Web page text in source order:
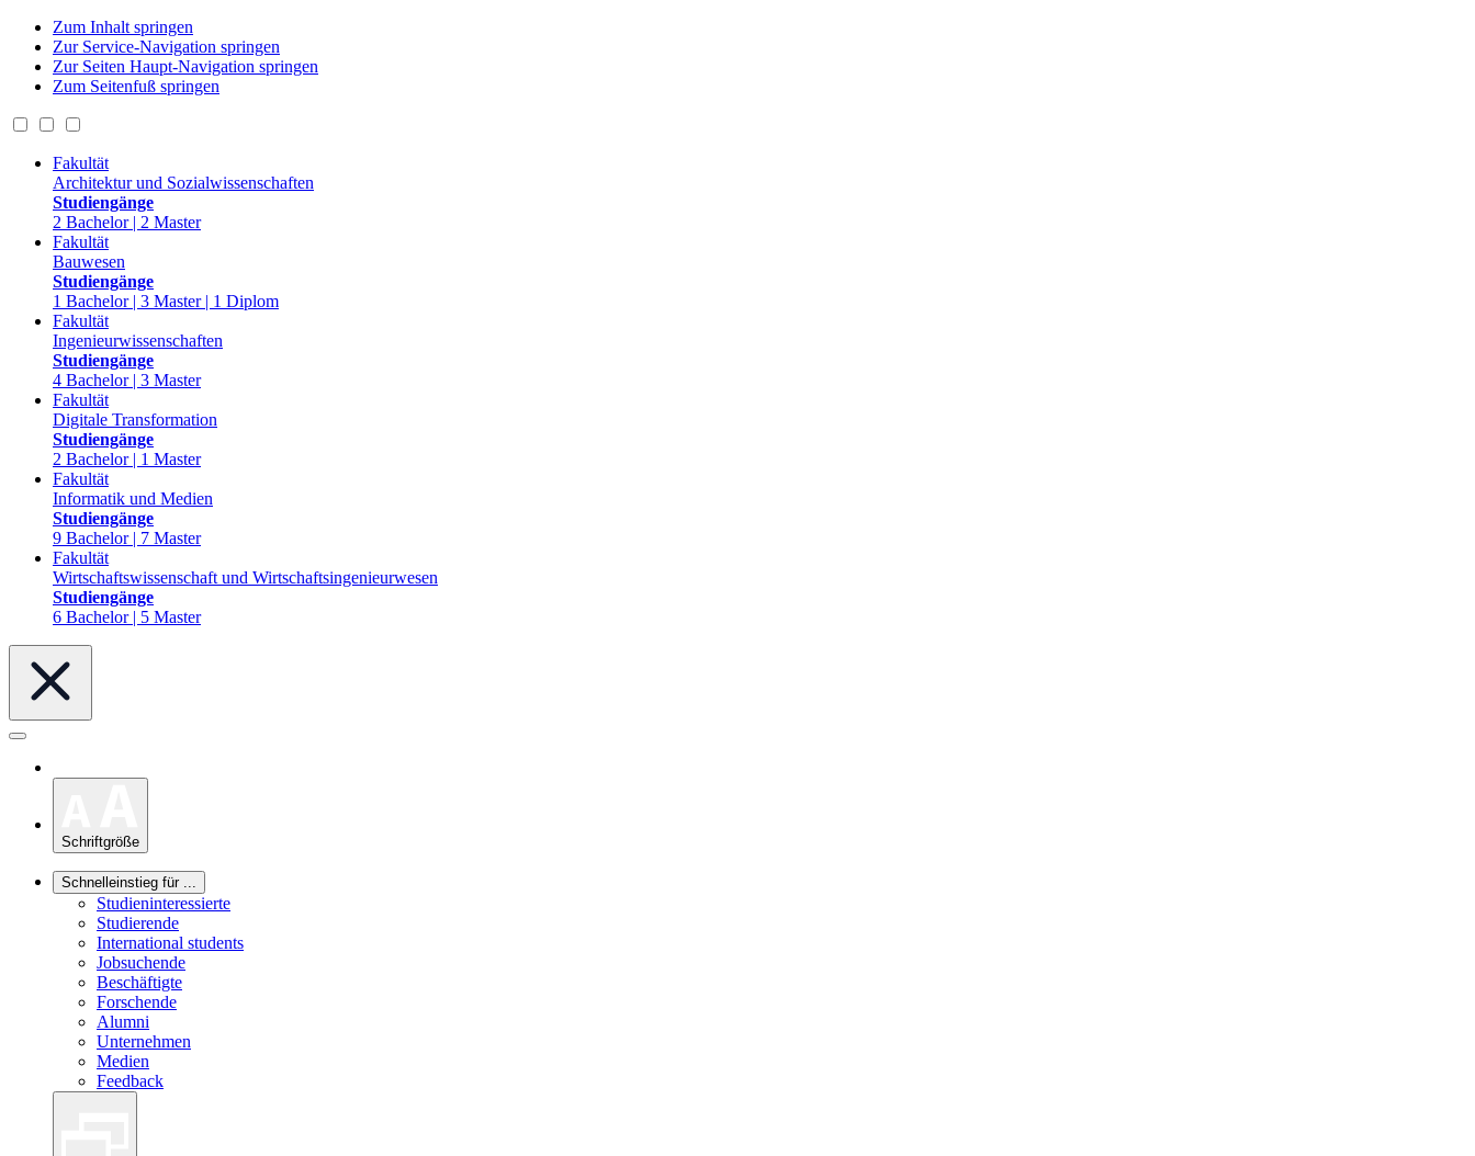
Zum Inhalt springen
Zur Service-Navigation springen
Zur Seiten Haupt-Navigation springen
Zum Seitenfuß springen
Fakultät
Architektur und Sozialwissenschaften
Studiengänge
2 Bachelor | 2 Master
Fakultät
Bauwesen
Studiengänge
1 Bachelor | 3 Master | 1 Diplom
Fakultät
Ingenieurwissenschaften
Studiengänge
4 Bachelor | 3 Master
Fakultät
Digitale Transformation
Studiengänge
2 Bachelor | 1 Master
Fakultät
Informatik und Medien
Studiengänge
9 Bachelor | 7 Master
Fakultät
Wirtschaftswissenschaft und Wirtschaftsingenieurwesen
Studiengänge
6 Bachelor | 5 Master
Schriftgröße
Schnelleinstieg für ...
Studieninteressierte
Studierende
International students
Jobsuchende
Beschäftigte
Forschende
Alumni
Unternehmen
Medien
Feedback